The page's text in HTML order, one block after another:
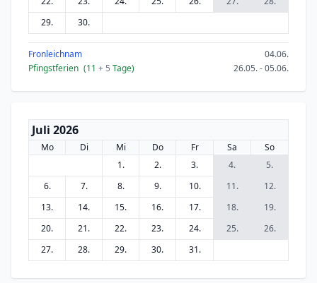
29.
30.
Fronleichnam
04.06.
Pfingstferien (11 + 5 Tage) 26.05. - 05.06.
Juli 2026
Mo Di Mi Do Fr Sa
So
1.
2. 3. 4.
5.
6.
7. 8. 9. 10. 11.
12.
13.
14. 15. 16. 17. 18.
19.
20.
21. 22. 23. 24. 25.
26.
27.
28. 29. 30. 31.